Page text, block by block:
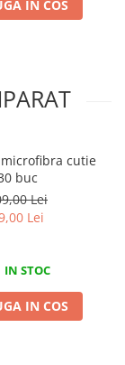
IN COS
cutie
buc
Lei
Lei
IN STOC
IN COS